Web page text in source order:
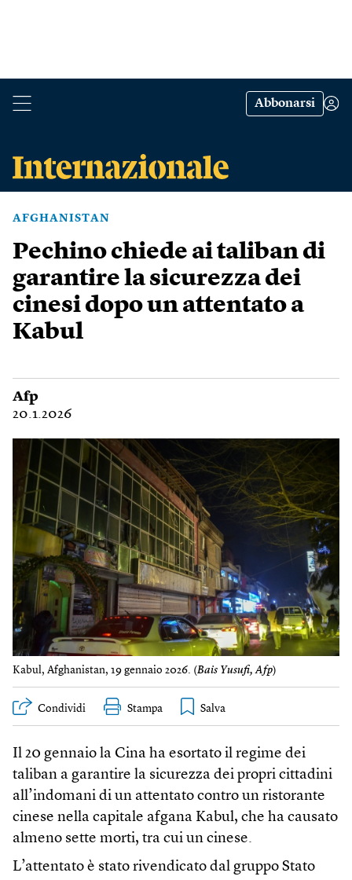
Abbonarsi
AFGHANISTAN
Pechino chiede ai taliban di
garantire la sicurezza dei
cinesi dopo un attentato a
Kabul
Afp
20.1.2026
Kabul, Afghanistan, 19 gennaio 2026. (Bais Yusufi, Afp)
Condividi Stampa
Il 20 gennaio la Cina ha esortato il regime dei
taliban a garantire la sicurezza dei propri cittadini
all’indomani di un attentato contro un ristorante
cinese nella capitale afgana Kabul, che ha causato
almeno sette morti, tra cui un cinese.
L’attentato è stato rivendicato dal gruppo Stato